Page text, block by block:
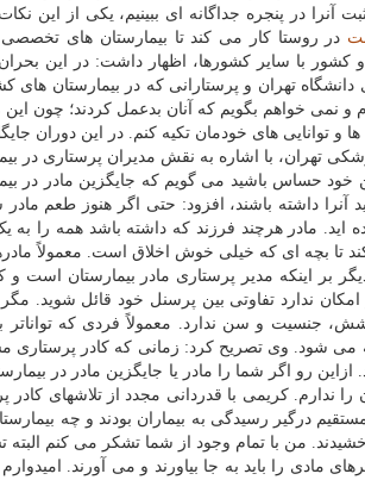
در پنجره جداگانه ای ببینیم، یکی از این
در روستا کار می کند تا بیمارستان های
با سایر کشورها، اظهار داشت: در این
تهران و پرستارانی که در بیمارستان های
نمی خواهم بگویم که آنان بدعمل کردند؛ چون این
های خودمان تکیه کنم. در این دوران
تهران، با اشاره به نقش مدیران پرستاری در
خود حساس باشید می گویم که جایگزین مادر در
داشته باشند، افزود: حتی اگر هنوز طعم مادر
اید. مادر هرچند فرزند که داشته باشد همه را
تا بچه ای که خیلی خوش اخلاق است. معمولاً
بر اینکه مدیر پرستاری مادر بیمارستان است و
ندارد تفاوتی بین پرسنل خود قائل شوید. مگر
جنسیت و سن ندارد. معمولاً فردی که تواناتر
شود. وی تصریح کرد: زمانی که کادر پرستاری
ازاین رو اگر شما را مادر یا جایگزین مادر در
ندارم. کریمی با قدردانی مجدد از تلاشهای کادر
درگیر رسیدگی به بیماران بودند و چه
من با تمام وجود از شما تشکر می کنم البته
را باید به جا بیاورند و می آورند.